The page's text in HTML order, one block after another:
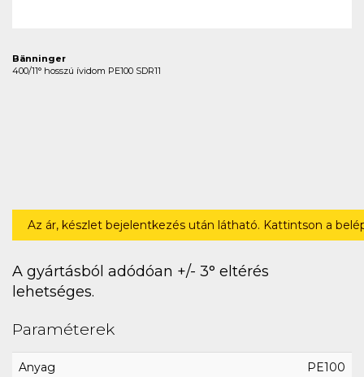
Bänninger
400/11° hosszú ívidom PE100 SDR11
Az ár, készlet bejelentkezés után látható. Kattintson a
A gyártásból adódóan +/- 3° eltérés
lehetséges.
Paraméterek
Anyag PE100